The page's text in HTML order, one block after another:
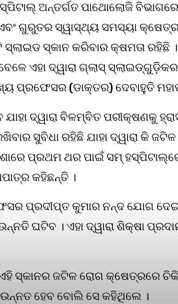
ଅନ୍ତର୍ଗତ ପାଥୋଲୋଜି
ଗୁରୁତର ସ୍ୱାସ୍ଥ୍ୟ ସମସ୍ୟା
ସ୍କାନ କରିବାର କ୍ଷମତା ରହିଛି
ଏହା ଦ୍ୱାରା ଗ୍ଲାସ୍ ସ୍ଲାଇଡ୍‌ଗୁଡ଼ିକର
ପ୍ରଫେସର (ଡାକ୍ତର) ଦେବାହୁତି
ଦ୍ୱାରା ବିଳମ୍ବିତ ପରୀକ୍ଷଣକୁ
ସୁବିଧା ରହିଛି ଯାହା ଦ୍ୱାରା କି
ପ୍ରଥମ ଥର ପାଇଁ ସମ୍
କହିଛନ୍ତି ।
ପ୍ରଦୀପ୍ତ କୁମାର ନନ୍ଦ ଯୋଗ
ଘଟିବ । ଏହା ଦ୍ୱାରା ଶିକ୍ଷା
ସ୍କାନର ଜଟିଳ ରୋଗ କ୍ଷେତ୍ରରେ
ଉନ୍ନତ ହେବ ବୋଲି ସେ କହିଥିଲେ ।